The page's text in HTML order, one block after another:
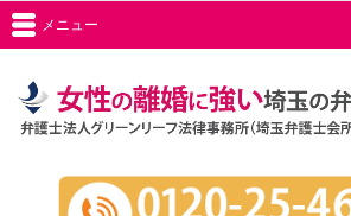
メニュー